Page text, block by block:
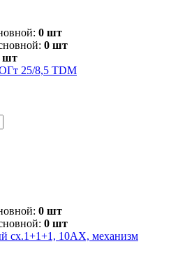
0 шт
0 шт
шт
25/8,5 TDM
0 шт
0 шт
сх.1+1+1, 10АХ, механизм